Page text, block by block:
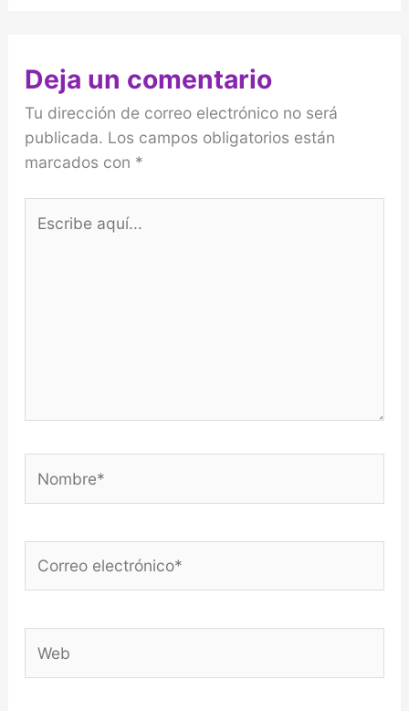
Deja un comentario
Tu dirección de correo electrónico no será
publicada. Los campos obligatorios están
marcados con *
aquí...
electrónico*